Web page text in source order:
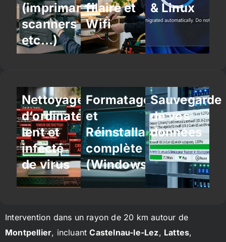
(imprimantes,
scanners
etc…)
filaire et
Wifi
& Linux
Nettoyage
d’ordinateur
lent et
infecté
de virus
Formatage
et
Réinstallation
complète
(Windows/Linux)
Sauvegarde
de vos
données
Intervention dans un rayon de 20 km autour de
Montpellier, incluantCastelnau-le-Lez, Lattes,